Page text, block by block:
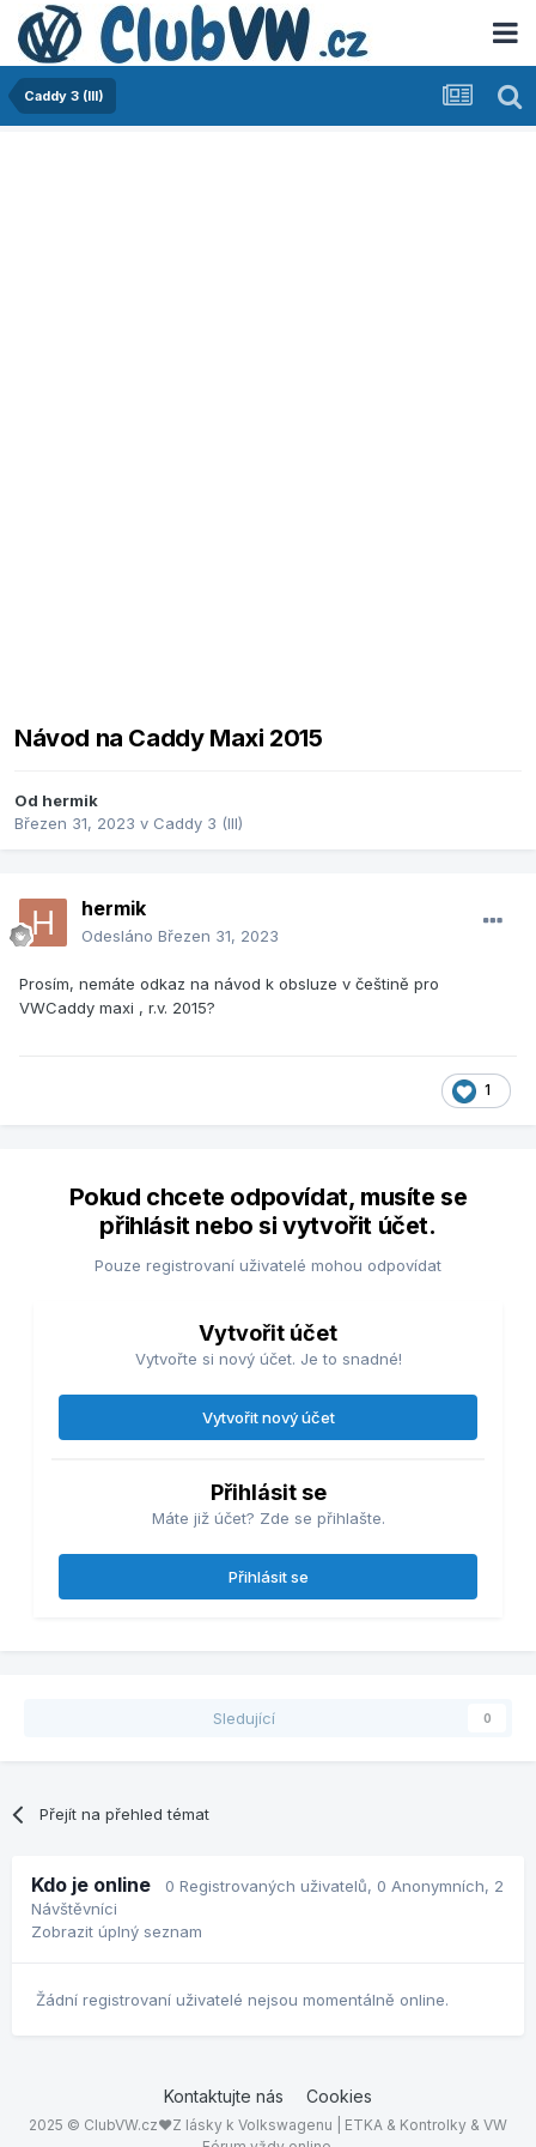
Caddy 3 (III)
Návod na Caddy Maxi 2015
Od hermik
Březen 31, 2023 v Caddy 3 (III)
hermik
Odesláno Březen 31, 2023
Prosím, nemáte odkaz na návod k obsluze v češtině pro
VWCaddy maxi , r.v. 2015?
1
Pokud chcete odpovídat, musíte se
přihlásit nebo si vytvořit účet.
Pouze registrovaní uživatelé mohou odpovídat
Vytvořit účet
Vytvořte si nový účet. Je to snadné!
Vytvořit nový účet
Přihlásit se
Máte již účet? Zde se přihlašte.
Přihlásit se
Sledující 0
Přejít na přehled témat
Kdo je online 0 Registrovaných uživatelů, 0 Anonymních, 2
Návštěvníci
Zobrazit úplný seznam
Žádní registrovaní uživatelé nejsou momentálně online.
Kontaktujte nás Cookies
2025 © ClubVW.cz❤Z lásky k Volkswagenu | ETKA & Kontrolky & VW